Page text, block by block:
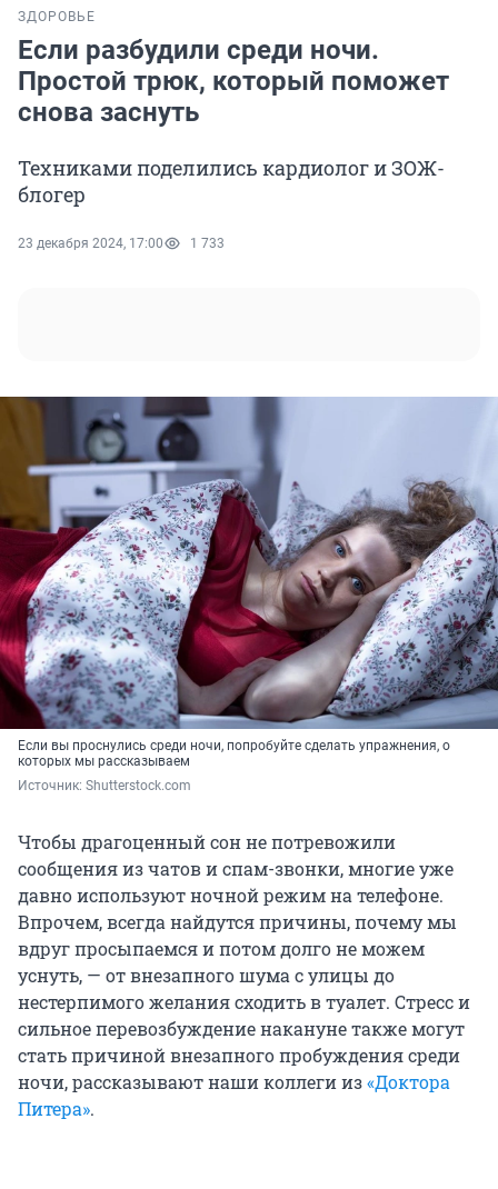
ЗДОРОВЬЕ
Если разбудили среди ночи.
Простой трюк, который поможет
снова заснуть
Техниками поделились кардиолог и ЗОЖ-
блогер
23 декабря 2024, 17:00 1 733
Если вы проснулись среди ночи, попробуйте сделать упражнения, о
которых мы рассказываем
Источник: Shutterstock.com
Чтобы драгоценный сон не потревожили
сообщения из чатов и спам-звонки, многие уже
давно используют ночной режим на телефоне.
Впрочем, всегда найдутся причины, почему мы
вдруг просыпаемся и потом долго не можем
уснуть, — от внезапного шума с улицы до
нестерпимого желания сходить в туалет. Стресс и
сильное перевозбуждение накануне также могут
стать причиной внезапного пробуждения среди
ночи, рассказывают наши коллеги из«Доктора
Питера».